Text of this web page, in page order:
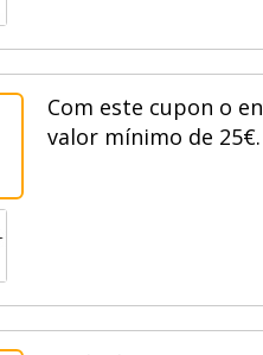
Com este cupon o
valor mínimo de